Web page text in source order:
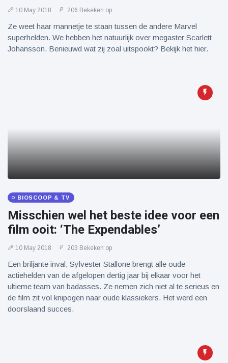
10 May 2018 206 Bekeken op
Ze weet haar mannetje te staan tussen de andere Marvel
superhelden. We hebben het natuurlijk over megaster Scarlett
Johansson. Benieuwd wat zij zoal uitspookt? Bekijk het hier.
BIOSCOOP & TV
Misschien wel het beste idee voor een
film ooit: ‘The Expendables’
10 May 2018 203 Bekeken op
Een briljante inval; Sylvester Stallone brengt alle oude
actiehelden van de afgelopen dertig jaar bij elkaar voor het
ultieme team van badasses. Ze nemen zich niet al te serieus en
de film zit vol knipogen naar oude klassiekers. Het werd een
doorslaand succes.